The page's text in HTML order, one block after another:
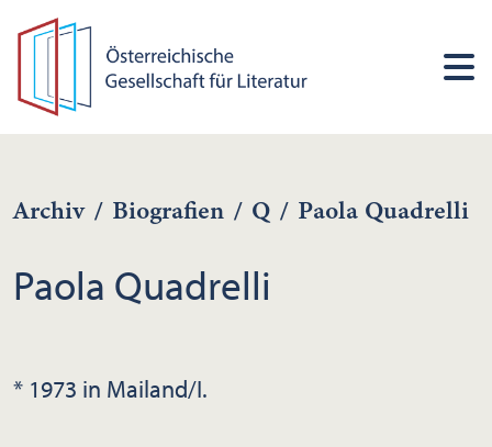
Archiv / Biografien / Q / Paola Quadrelli
Paola Quadrelli
* 1973 in Mailand/I.